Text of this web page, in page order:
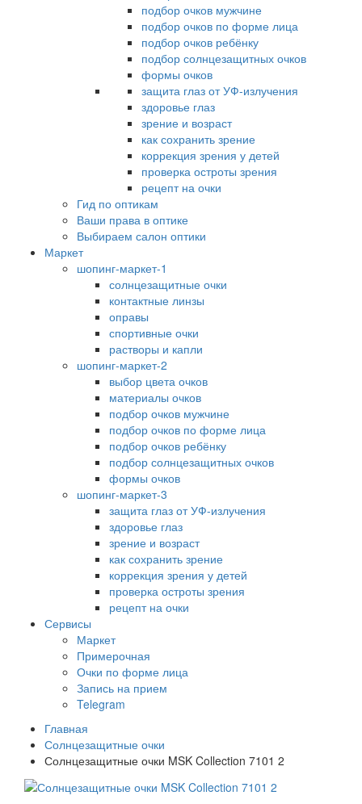
подбор очков мужчине
подбор очков по форме лица
подбор очков ребёнку
подбор солнцезащитных очков
формы очков
защита глаз от УФ-излучения
здоровье глаз
зрение и возраст
как сохранить зрение
коррекция зрения у детей
проверка остроты зрения
рецепт на очки
Гид по оптикам
Ваши права в оптике
Выбираем салон оптики
Маркет
шопинг-маркет-1
солнцезащитные очки
контактные линзы
оправы
спортивные очки
растворы и капли
шопинг-маркет-2
выбор цвета очков
материалы очков
подбор очков мужчине
подбор очков по форме лица
подбор очков ребёнку
подбор солнцезащитных очков
формы очков
шопинг-маркет-3
защита глаз от УФ-излучения
здоровье глаз
зрение и возраст
как сохранить зрение
коррекция зрения у детей
проверка остроты зрения
рецепт на очки
Сервисы
Маркет
Примерочная
Очки по форме лица
Запись на прием
Telegram
Главная
Солнцезащитные очки
Солнцезащитные очки MSK Collection 7101 2